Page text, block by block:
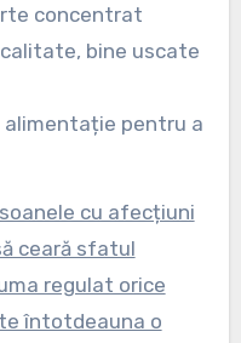
concentrat
bine uscate
pentru a
cu afecțiuni
ceară sfatul
regulat orice
întotdeauna o